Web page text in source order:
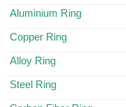
Aluminium Ring
Copper Ring
Alloy Ring
Steel Ring